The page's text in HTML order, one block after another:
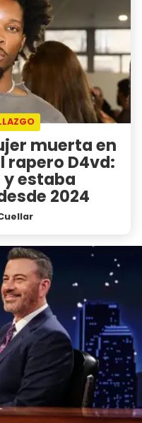
muerta en
rapero D4vd:
y estaba
2024